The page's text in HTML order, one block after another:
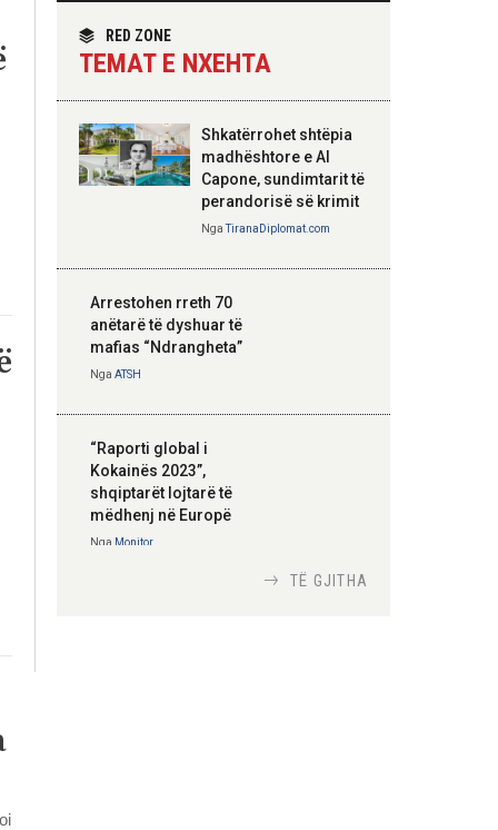
dypalësh
Hoxha takim me
zyrtarë të lartë të
DASH: Angazhim i
përbashkët për
strategjik
RED ZONE
TEMAT E NXEHTA
Shkatërrohet shtëpia
madhështore e Al
Capone, sundimtarit të
perandorisë së krimit
NgaTiranaDiplomat.com
Arrestohen rreth 70
anëtarë të dyshuar të
mafias “Ndrangheta”
Nga ATSH
“Raporti global i
Kokainës 2023”,
shqiptarët lojtarë të
mëdhenj në Europë
Nga Monitor
TË GJITHA